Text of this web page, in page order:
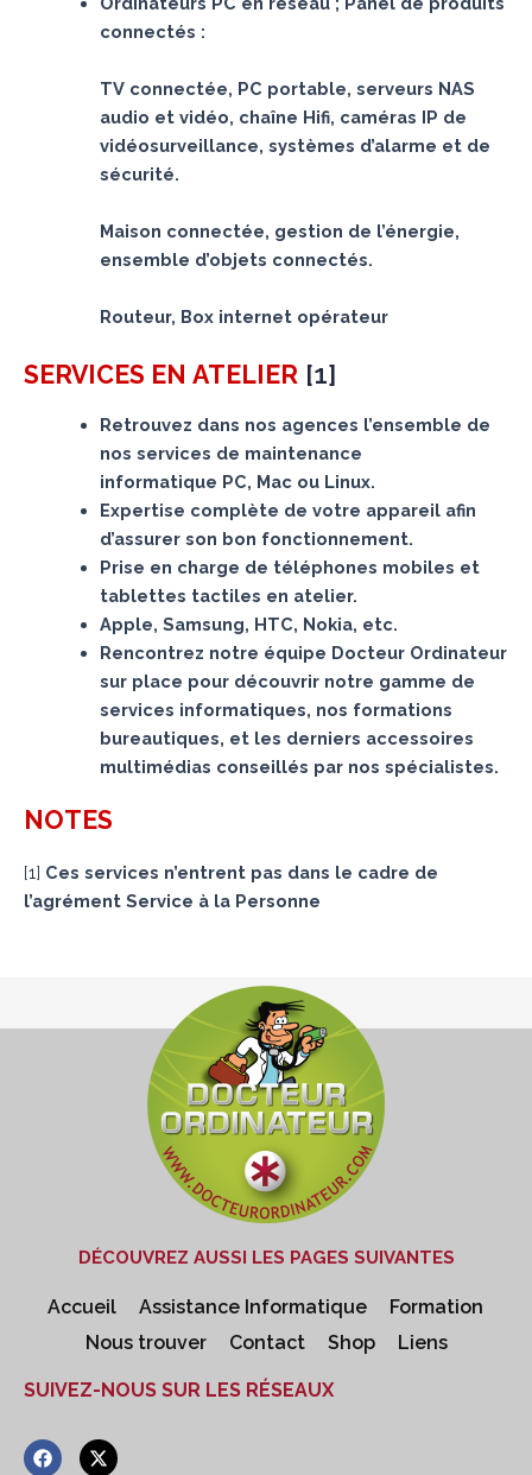
connectés :
TV connectée, PC portable, serveurs NAS
audio et vidéo, chaîne Hifi, caméras IP de
vidéosurveillance, systèmes d’alarme et de
sécurité.
Maison connectée, gestion de l’énergie,
ensemble d’objets connectés.
Routeur, Box internet opérateur
SERVICES EN ATELIER [1]
Retrouvez dans nos agences l’ensemble de
nos services de maintenance
informatique PC, Mac ou Linux.
Expertise complète de votre appareil afin
d’assurer son bon fonctionnement.
Prise en charge de téléphones mobiles et
tablettes tactiles en atelier.
Apple, Samsung, HTC, Nokia, etc.
Rencontrez notre équipe Docteur Ordinateur
sur place pour découvrir notre gamme de
services informatiques, nos formations
bureautiques, et les derniers accessoires
multimédias conseillés par nos spécialistes.
NOTES
[1] Ces services n’entrent pas dans le cadre de
l’agrément Service à la Personne
DÉCOUVREZ AUSSI LES PAGES SUIVANTES
Accueil Assistance Informatique
Formation
Nous trouver
Contact Shop Liens
SUIVEZ-NOUS SUR LES RÉSEAUX
F
a
X
-